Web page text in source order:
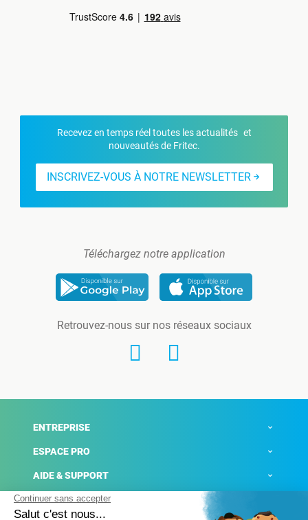
Recevez en temps réel toutes les actualités et
nouveautés de Fritec.
INSCRIVEZ-VOUS À NOTRE NEWSLETTER
Téléchargez notre application
Retrouvez-nous sur nos réseaux sociaux
ENTREPRISE
ESPACE PRO
AIDE & SUPPORT
ACTUALITÉS